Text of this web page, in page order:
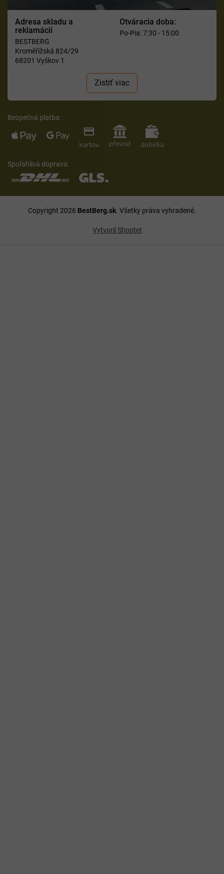
Adresa skladu a
reklamácií
BESTBERG
Kroměřížská 824/29
68201 Vyškov 1
Otváracia doba:
Po-Pia: 7:30 - 15:00
Zistiť viac
Bezpečná platba:
Spoľahlivá doprava:
Vytvoril Shoptet
Copyright 2026 BestBerg.sk. Všetky práva vyhradené.